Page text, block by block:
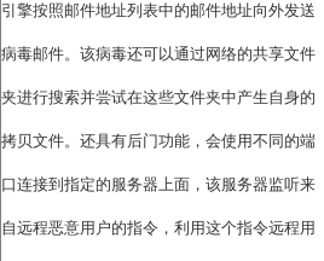
引擎按照邮件地址列表中的邮件地址向外发送
病毒邮件。该病毒还可以通过网络的共享文件
夹进行搜索并尝试在这些文件夹中产生自身的
拷贝文件。还具有后门功能，会使用不同的端
口连接到指定的服务器上面，该服务器监听来
自远程恶意用户的指令，利用这个指令远程用